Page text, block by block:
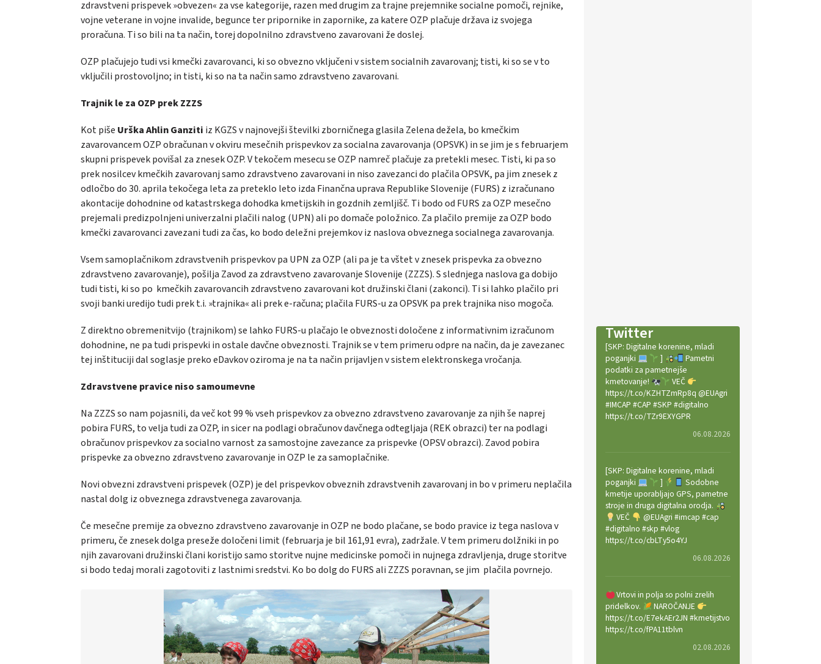
zdravstveni prispevek »obvezen« za vse kategorije, razen med drugim za trajne prejemnike socialne pomoči, rejnike,
vojne veterane in vojne invalide, begunce ter pripornike in zapornike, za katere OZP plačuje država iz svojega
proračuna. Ti so bili na ta način, torej dopolnilno zdravstveno zavarovani že doslej.
OZP plačujejo tudi vsi kmečki zavarovanci, ki so obvezno vključeni v sistem socialnih zavarovanj; tisti, ki so se v to
vključili prostovoljno; in tisti, ki so na ta način samo zdravstveno zavarovani.
Trajnik le za OZP prek ZZZS
Kot piše Urška Ahlin Ganziti iz KGZS v najnovejši številki zborničnega glasila Zelena dežela, bo kmečkim
zavarovancem OZP obračunan v okviru mesečnih prispevkov za socialna zavarovanja (OPSVK) in se jim je s februarjem
skupni prispevek povišal za znesek OZP. V tekočem mesecu se OZP namreč plačuje za pretekli mesec. Tisti, ki pa so
prek nosilcev kmečkih zavarovanj samo zdravstveno zavarovani in niso zavezanci do plačila OPSVK, pa jim znesek z
odločbo do 30. aprila tekočega leta za preteklo leto izda Finančna uprava Republike Slovenije (FURS) z izračunano
akontacije dohodnine od katastrskega dohodka kmetijskih in gozdnih zemljišč. Ti bodo od FURS za OZP mesečno
prejemali predizpolnjeni univerzalni plačili nalog (UPN) ali po domače položnico. Za plačilo premije za OZP bodo
kmečki zavarovanci zavezani tudi za čas, ko bodo deležni prejemkov iz naslova obveznega socialnega zavarovanja.
Vsem samoplačnikom zdravstvenih prispevkov pa UPN za OZP (ali pa je ta vštet v znesek prispevka za obvezno
zdravstveno zavarovanje), pošilja Zavod za zdravstveno zavarovanje Slovenije (ZZZS). S slednjega naslova ga dobijo
tudi tisti, ki so po kmečkih zavarovancih zdravstveno zavarovani kot družinski člani (zakonci). Ti si lahko plačilo pri
svoji banki uredijo tudi prek t.i. »trajnika« ali prek e-računa; plačila FURS-u za OPSVK pa prek trajnika niso mogoča.
Z direktno obremenitvijo (trajnikom) se lahko FURS-u plačajo le obveznosti določene z informativnim izračunom
dohodnine, ne pa tudi prispevki in ostale davčne obveznosti. Trajnik se v tem primeru odpre na način, da je zavezanec
tej inštituciji dal soglasje preko eDavkov oziroma je na ta način prijavljen v sistem elektronskega vročanja.
Zdravstvene pravice niso samoumevne
Na ZZZS so nam pojasnili, da več kot 99 % vseh prispevkov za obvezno zdravstveno zavarovanje za njih še naprej
pobira FURS, to velja tudi za OZP, in sicer na podlagi obračunov davčnega odtegljaja (REK obrazci) ter na podlagi
obračunov prispevkov za socialno varnost za samostojne zavezance za prispevke (OPSV obrazci). Zavod pobira
prispevke za obvezno zdravstveno zavarovanje in OZP le za samoplačnike.
Novi obvezni zdravstveni prispevek (OZP) je del prispevkov obveznih zdravstvenih zavarovanj in bo v primeru neplačila
nastal dolg iz obveznega zdravstvenega zavarovanja.
Če mesečne premije za obvezno zdravstveno zavarovanje in OZP ne bodo plačane, se bodo pravice iz tega naslova v
primeru, če znesek dolga preseže določeni limit (februarja je bil 161,91 evra), zadržale. V tem primeru dolžniki in po
njih zavarovani družinski člani koristijo samo storitve nujne medicinske pomoči in nujnega zdravljenja, druge storitve
si bodo tedaj morali zagotoviti z lastnimi sredstvi. Ko bo dolg do FURS ali ZZZS poravnan, se jim plačila povrnejo.
Twitter
[SKP: Digitalne korenine, mladi
poganjki
]
Pametni
podatki za pametnejše
kmetovanje!
VEČ
https://t.co/KZHTZmRp8q @EUAgri
#IMCAP #CAP #SKP #digitalno
https://t.co/TZr9EXYGPR
06.08.2026
[SKP: Digitalne korenine, mladi
poganjki
]
Sodobne
kmetije uporabljajo GPS, pametne
stroje in druga digitalna orodja.
VEČ
@EUAgri #imcap #cap
#digitalno #skp #vlog
https://t.co/cbLTy5o4YJ
06.08.2026
Vrtovi in polja so polni zrelih
pridelkov.
NAROČANJE
https://t.co/E7ekAEr2JN #kmetijstvo
https://t.co/fPA11tblvn
02.08.2026